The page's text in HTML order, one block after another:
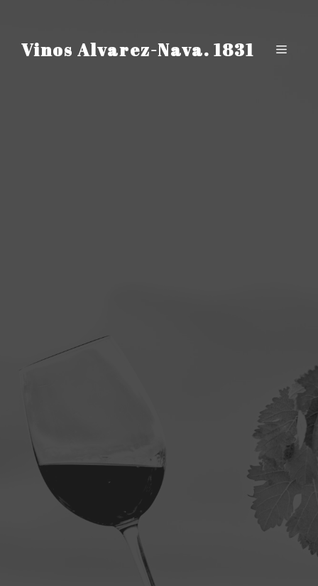
Vinos Alvarez-Nava. 1831 Menú